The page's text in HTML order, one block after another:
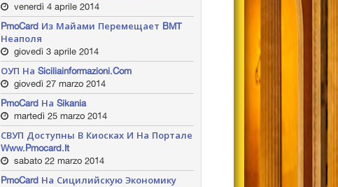
venerdì 4 aprile 2014
PmoCard Из Майами Перемещает BMT
Неаполя
giovedì 3 aprile 2014
ОУП На Siciliainformazioni.com
giovedì 27 marzo 2014
PmoCard На Sikania
martedì 25 marzo 2014
СВУП Доступны В Киосках И На Портале
Www.pmocard.it
sabato 22 marzo 2014
PmoCard На Сицилийскую Экономику